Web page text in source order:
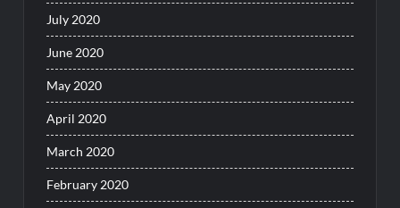
July 2020
June 2020
May 2020
April 2020
March 2020
February 2020